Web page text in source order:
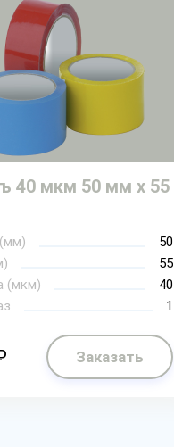
40 мкм 50 мм х 55
50
55
(мкм)
40
1
Заказать